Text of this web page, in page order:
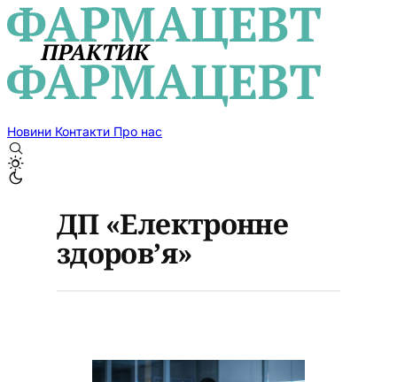
Новини Контакти Про нас
ДП «Електронне
здоров’я»